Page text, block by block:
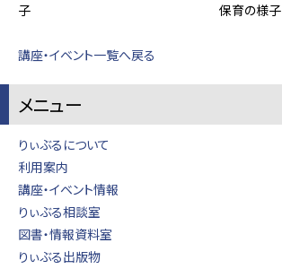
子 保育の様子
講座・イベント一覧へ戻る
メニュー
りぃぶるについて
利用案内
講座・イベント情報
りぃぶる相談室
図書・情報資料室
りぃぶる出版物